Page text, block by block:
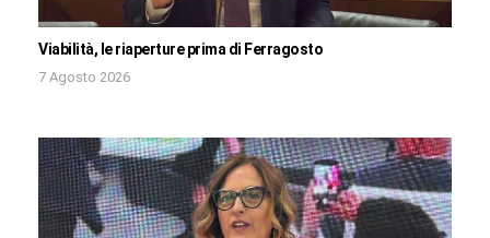
Viabilità, le riaperture prima di Ferragosto
7 Agosto 2026